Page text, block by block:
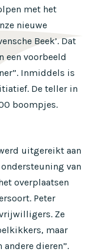
met het
nieuwe
Beek’. Dat
een voorbeeld
Inmiddels is
De teller in
boompjes.
uitgereikt aan
van
overplaatsen
Peter
Ze
maar
dieren”.